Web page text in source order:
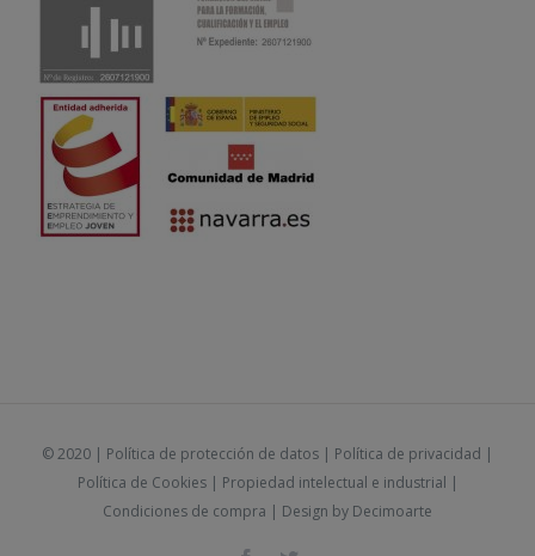
© 2020 | Política de protección de datos | Política de privacidad |
Política de Cookies| Propiedad intelectual e industrial |
Condiciones de compra | Design by Decimoarte